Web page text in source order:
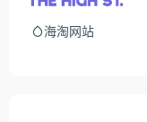
海淘网站